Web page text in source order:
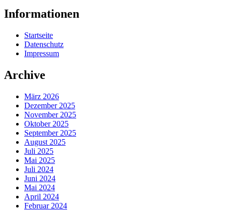
Informationen
Startseite
Datenschutz
Impressum
Archive
März 2026
Dezember 2025
November 2025
Oktober 2025
September 2025
August 2025
Juli 2025
Mai 2025
Juli 2024
Juni 2024
Mai 2024
April 2024
Februar 2024